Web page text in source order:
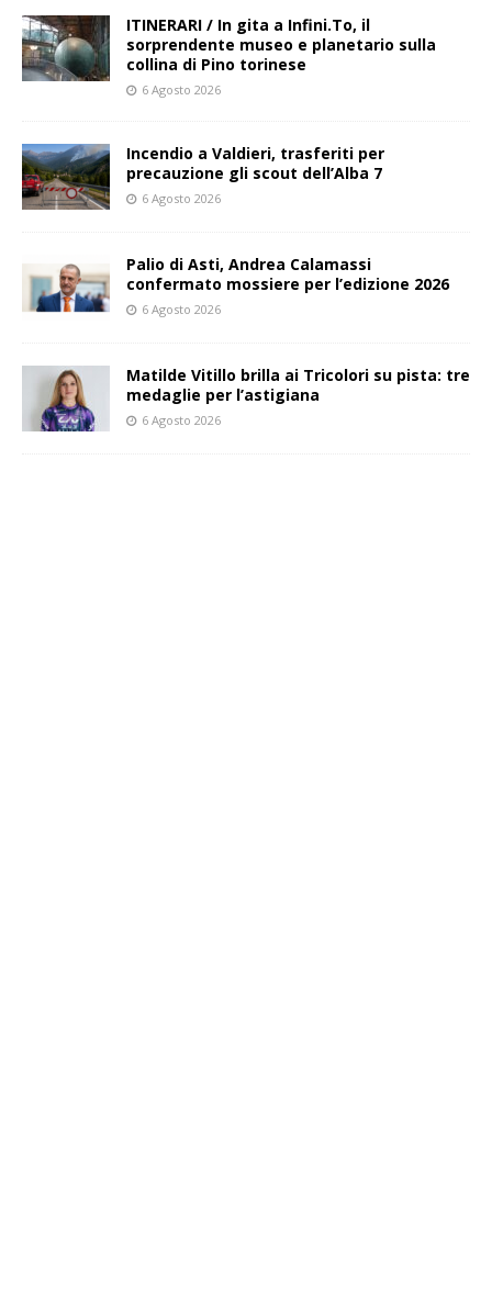
ITINERARI / In gita a Infini.To, il
sorprendente museo e planetario sulla
collina di Pino torinese
6 Agosto 2026
Incendio a Valdieri, trasferiti per
precauzione gli scout dell’Alba 7
6 Agosto 2026
Palio di Asti, Andrea Calamassi
confermato mossiere per l’edizione 2026
6 Agosto 2026
Matilde Vitillo brilla ai Tricolori su pista: tre
medaglie per l’astigiana
6 Agosto 2026